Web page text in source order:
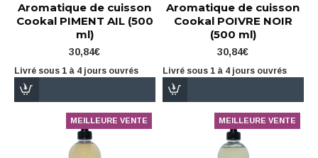
Aromatique de cuisson
Cookal PIMENT AIL (500
ml)
30,84€
Livré sous 1 à 4 jours ouvrés
Aromatique de cuisson
Cookal POIVRE NOIR
(500 ml)
30,84€
Livré sous 1 à 4 jours ouvrés
MEILLEURE VENTE MEILLEURE VENTE